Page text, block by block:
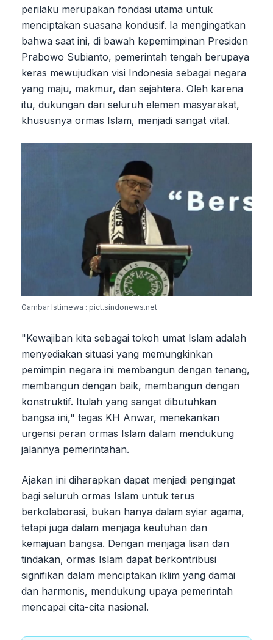
perilaku merupakan fondasi utama untuk
menciptakan suasana kondusif. Ia mengingatkan
bahwa saat ini, di bawah kepemimpinan Presiden
Prabowo Subianto, pemerintah tengah berupaya
keras mewujudkan visi Indonesia sebagai negara
yang maju, makmur, dan sejahtera. Oleh karena
itu, dukungan dari seluruh elemen masyarakat,
khususnya ormas Islam, menjadi sangat vital.
Gambar Istimewa : pict.sindonews.net
"Kewajiban kita sebagai tokoh umat Islam adalah
menyediakan situasi yang memungkinkan
pemimpin negara ini membangun dengan tenang,
membangun dengan baik, membangun dengan
konstruktif. Itulah yang sangat dibutuhkan
bangsa ini," tegas KH Anwar, menekankan
urgensi peran ormas Islam dalam mendukung
jalannya pemerintahan.
Ajakan ini diharapkan dapat menjadi pengingat
bagi seluruh ormas Islam untuk terus
berkolaborasi, bukan hanya dalam syiar agama,
tetapi juga dalam menjaga keutuhan dan
kemajuan bangsa. Dengan menjaga lisan dan
tindakan, ormas Islam dapat berkontribusi
signifikan dalam menciptakan iklim yang damai
dan harmonis, mendukung upaya pemerintah
mencapai cita-cita nasional.